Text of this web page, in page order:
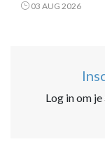
03 AUG 2026
Log in om